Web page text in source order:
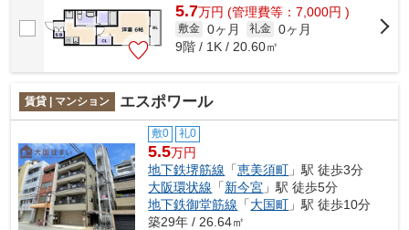
5.7万円 (管理費等：7,000円 )
敷金 0ヶ月 礼金 0ヶ月
9階 / 1K / 20.60㎡
賃貸 | マンション エスポワール
敷0 礼0
5.5万円
地下鉄堺筋線 「恵美須町 」駅 徒歩3分
大阪環状線 「新今宮 」駅 徒歩5分
地下鉄御堂筋線 「大国町 」駅 徒歩10分
築29年 / 26.64㎡